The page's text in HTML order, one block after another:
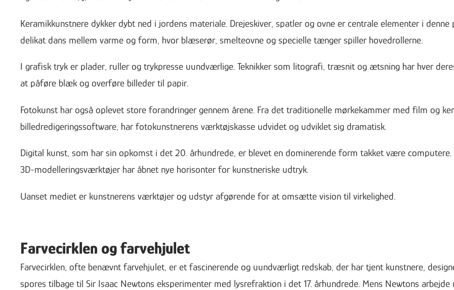
Keramikkunstnere dykker dybt ned i jordens materiale. Drejeskiver, spatler og ovne er centrale elementer i
delikat dans mellem varme og form, hvor blæserør, smelteovne og specielle tænger spiller hovedrollerne.
I grafisk tryk er plader, ruller og trykpresse uundværlige. Teknikker som litografi, træsnit og ætsning har hver
at påføre blæk og overføre billeder til papir.
Fotokunst har også oplevet store forandringer gennem årene. Fra det traditionelle mørkekammer med film og
billedredigeringssoftware, har fotokunstnerens værktøjskasse udvidet og udviklet sig dramatisk.
Digital kunst, som har sin opkomst i det 20. århundrede, er blevet en dominerende form takket være
3D-modelleringsværktøjer har åbnet nye horisonter for kunstneriske udtryk.
Uanset mediet er kunstnerens værktøjer og udstyr afgørende for at omsætte vision til virkelighed.
Farvecirklen og farvehjulet
Farvecirklen, ofte benævnt farvehjulet, er et fascinerende og uundværligt redskab, der har tjent kunstnere,
spores tilbage til Sir Isaac Newtons eksperimenter med lysrefraktion i det 17. århundrede. Mens Newtons